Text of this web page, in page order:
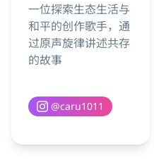
一位探索生态生活与
和平的创作歌手，通
过原声旋律讲述共存
的故事
@caru1011